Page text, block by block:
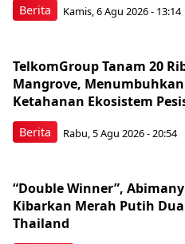
Berita Kamis, 6 Agu 2026 - 13:14
Berita
TelkomGroup Tanam 20
Mangrove, Menumbuhkan
Ketahanan Ekosistem
Rabu, 5 Agu 2026 - 20:54
“Double Winner”,
Kibarkan Merah Putih
Thailand